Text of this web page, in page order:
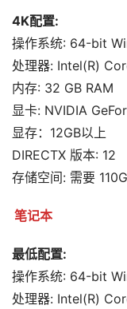
4K配置:
操作系统: 64-bit
处理器: Intel(R)
内存: 32 GB RAM
显卡: NVIDIA
显存：12GB以上
DIRECTX 版本: 12
存储空间: 需要
笔记本
最低配置:
操作系统: 64-bit
处理器: Intel(R)